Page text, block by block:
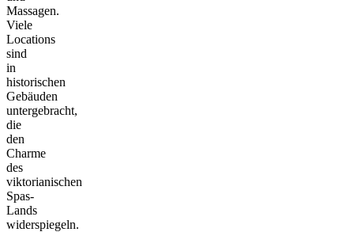
Massagen.
Viele
Locations
sind
in
historischen
Gebäuden
untergebracht,
die
den
Charme
des
viktorianischen
Spas-
Lands
widerspiegeln.